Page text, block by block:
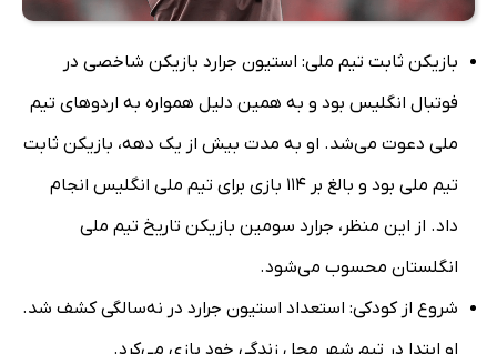
بازیکن ثابت تیم ملی: استیون جرارد بازیکن شاخصی در
فوتبال انگلیس بود و به همین دلیل همواره به اردوهای تیم
ملی دعوت می‌شد. او به مدت بیش از یک دهه، بازیکن ثابت
تیم ملی بود و بالغ بر 114 بازی برای تیم ملی انگلیس انجام
داد. از این منظر، جرارد سومین بازیکن تاریخ تیم ملی
انگلستان محسوب می‌شود.
شروع از کودکی: استعداد استیون جرارد در نه‌سالگی کشف شد.
او ابتدا در تیم شهر محل زندگی خود بازی می‌کرد.